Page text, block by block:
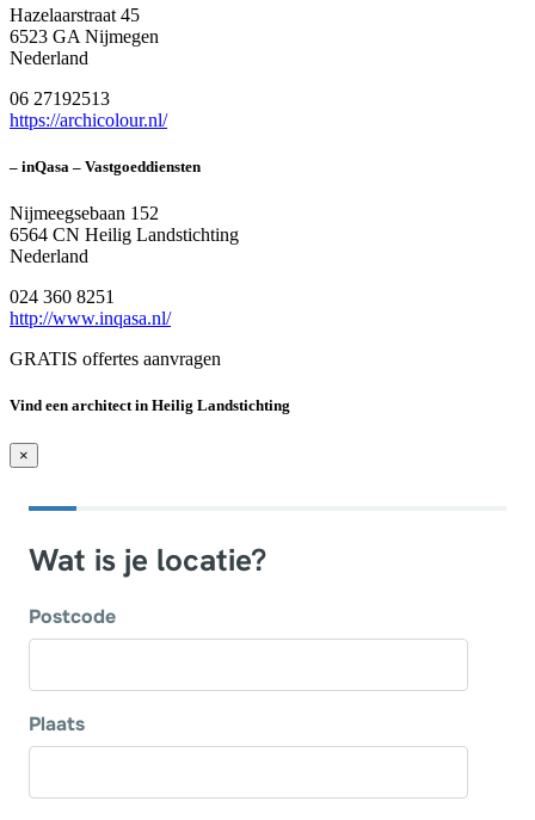
Hazelaarstraat 45
6523 GA Nijmegen
Nederland
06 27192513
https://archicolour.nl/
– inQasa – Vastgoeddiensten
Nijmeegsebaan 152
6564 CN Heilig Landstichting
Nederland
024 360 8251
http://www.inqasa.nl/
GRATIS offertes aanvragen
Vind een architect in Heilig Landstichting
×